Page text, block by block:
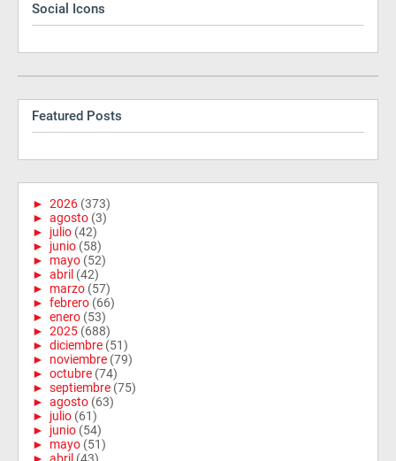
Social Icons
Featured Posts
► 2026 (373)
► agosto (3)
► julio (42)
► junio (58)
► mayo (52)
► abril (42)
► marzo (57)
► febrero (66)
► enero (53)
► 2025 (688)
► diciembre (51)
► noviembre (79)
► octubre (74)
► septiembre (75)
► agosto (63)
► julio (61)
► junio (54)
► mayo (51)